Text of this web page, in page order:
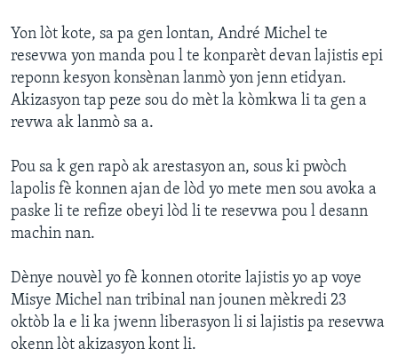
Yon lòt kote, sa pa gen lontan, André Michel te
resevwa yon manda pou l te konparèt devan lajistis epi
reponn kesyon konsènan lanmò yon jenn etidyan.
Akizasyon tap peze sou do mèt la kòmkwa li ta gen a
revwa ak lanmò sa a.
Pou sa k gen rapò ak arestasyon an, sous ki pwòch
lapolis fè konnen ajan de lòd yo mete men sou avoka a
paske li te refize obeyi lòd li te resevwa pou l desann
machin nan.
Dènye nouvèl yo fè konnen otorite lajistis yo ap voye
Misye Michel nan tribinal nan jounen mèkredi 23
oktòb la e li ka jwenn liberasyon li si lajistis pa resevwa
okenn lòt akizasyon kont li.